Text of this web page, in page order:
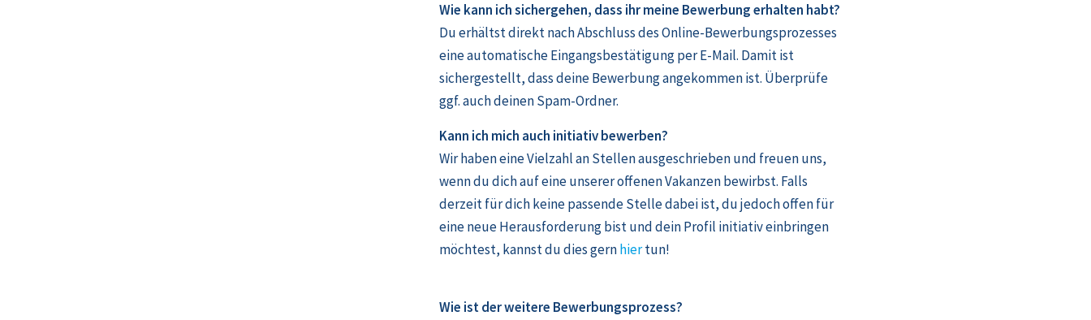
Wie kann ich sichergehen, dass ihr meine Bewerbung erhalten habt?
Du erhältst direkt nach Abschluss des Online-Bewerbungsprozesses
eine automatische Eingangsbestätigung per E-Mail. Damit ist
sichergestellt, dass deine Bewerbung angekommen ist. Überprüfe
ggf. auch deinen Spam-Ordner.
Kann ich mich auch initiativ bewerben?
Wir haben eine Vielzahl an Stellen ausgeschrieben und freuen uns,
wenn du dich auf eine unserer offenen Vakanzen bewirbst. Falls
derzeit für dich keine passende Stelle dabei ist, du jedoch offen für
eine neue Herausforderung bist und dein Profil initiativ einbringen
möchtest, kannst du dies gernhiertun!
Wie ist der weitere Bewerbungsprozess?